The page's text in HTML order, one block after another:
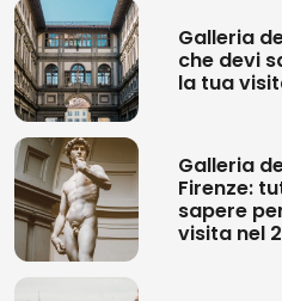
Galleria
che devi
la tua
Galleria
Firenze:
sapere
visita nel